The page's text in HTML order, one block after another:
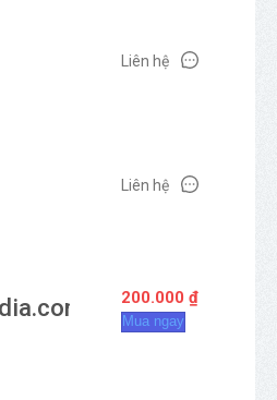
Liên hệ
Liên hệ
200.000 ₫
Mua ngay